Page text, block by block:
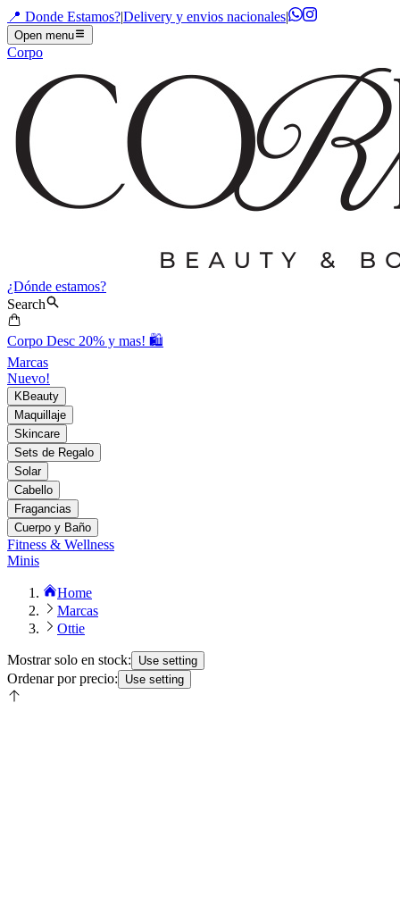
📍 Donde Estamos?|Delivery y envios nacionales|
Open menu
Corpo
¿Dónde estamos?
Search
Corpo Desc 20% y mas! 🛍️
Marcas
Nuevo!
KBeauty
Maquillaje
Skincare
Sets de Regalo
Solar
Cabello
Fragancias
Cuerpo y Baño
Fitness & Wellness
Minis
Home
Marcas
Ottie
Mostrar solo en stock: Use setting
Ordenar por precio: Use setting